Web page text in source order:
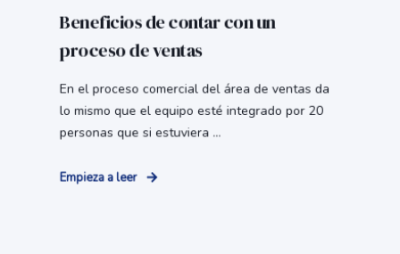
Beneficios de contar con un
proceso de ventas
En el proceso comercial del área de ventas da
lo mismo que el equipo esté integrado por 20
personas que si estuviera ...
Empieza a leer